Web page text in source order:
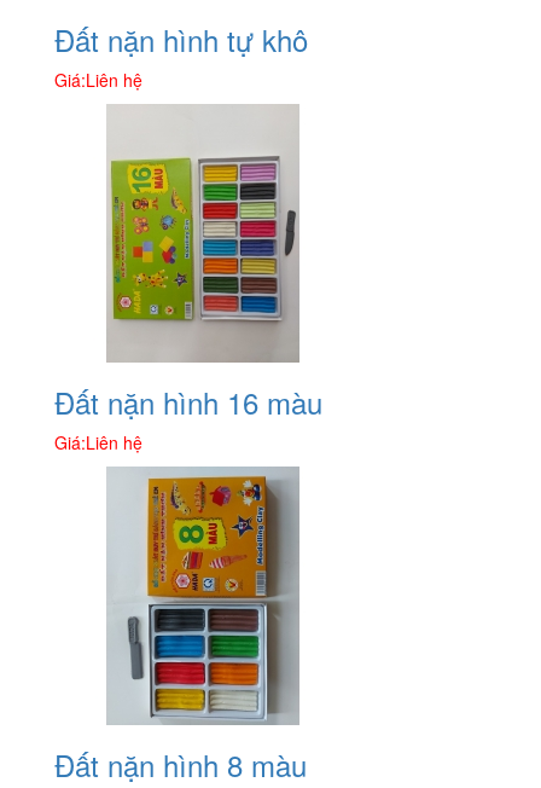
Đất nặn hình tự khô
Giá:Liên hệ
Đất nặn hình 16 màu
Giá:Liên hệ
Đất nặn hình 8 màu